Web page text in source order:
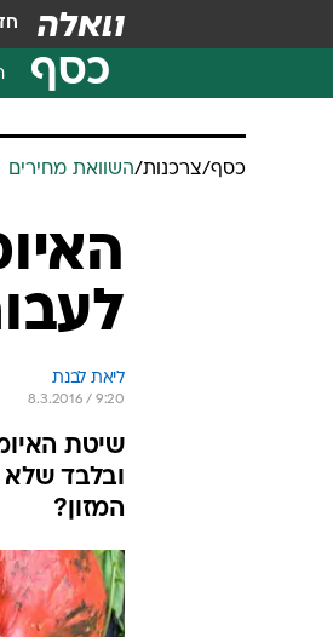
כסף
כסף/צרכנות/השוואת מחירים
ליאת לבנת
8.3.2016 / 9:20
שיטת
ובלבד
המזון?